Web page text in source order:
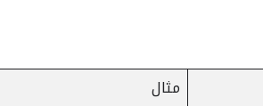
مثال